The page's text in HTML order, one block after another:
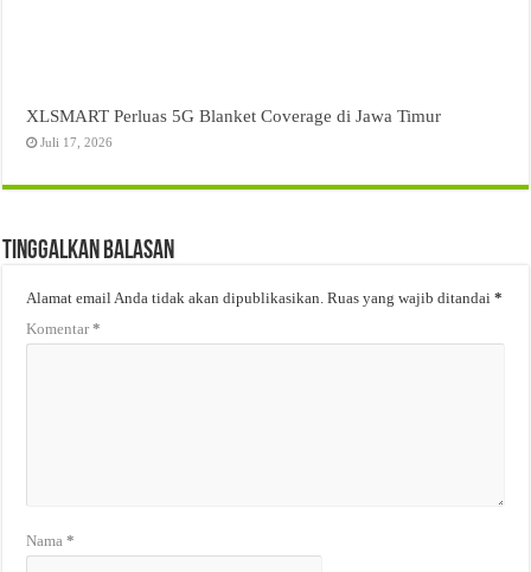
XLSMART Perluas 5G Blanket Coverage di Jawa Timur
Juli 17, 2026
Tinggalkan Balasan
Alamat email Anda tidak akan dipublikasikan. Ruas yang wajib ditandai*
Komentar*
Nama*